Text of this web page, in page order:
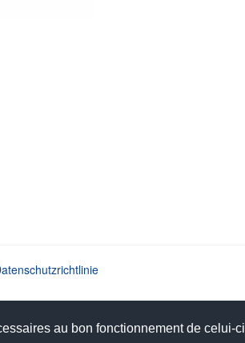
au bon fonctionnement de celui-ci